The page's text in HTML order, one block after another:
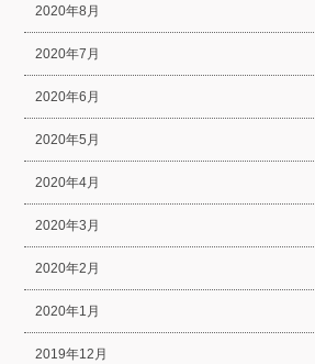
2020年8月
2020年7月
2020年6月
2020年5月
2020年4月
2020年3月
2020年2月
2020年1月
2019年12月